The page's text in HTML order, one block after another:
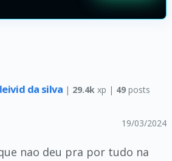
da silva | 29.4k xp | 49 posts
19/03/2024
nao deu pra por tudo na